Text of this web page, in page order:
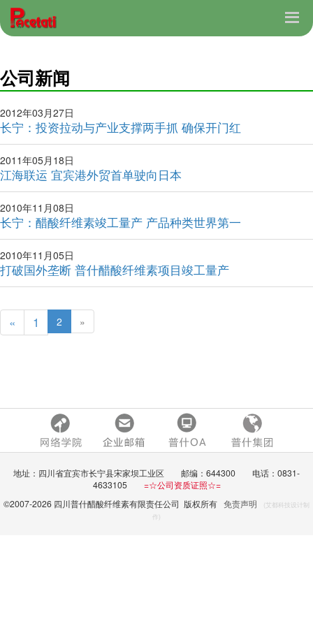
公司新闻
2012年03月27日
长宁：投资拉动与产业支撑两手抓 确保开门红
2011年05月18日
江海联运 宜宾港外贸首单驶向日本
2010年11月08日
长宁：醋酸纤维素竣工量产 产品种类世界第一
2010年11月05日
打破国外垄断 普什醋酸纤维素项目竣工量产
« 1 2 »
地址：四川省宜宾市长宁县宋家坝工业区 邮编：644300 电话：0831-
4633105 =☆公司资质证照☆=
©2007-2026 四川普什醋酸纤维素有限责任公司 版权所有 免责声明
(艾都科技设计制
作)